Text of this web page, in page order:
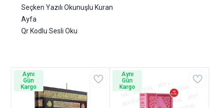
Seçken Yazılı Okunuşlu Kuran
Ayfa
Qr Kodlu Sesli Oku
Aynı
Gün
Kargo
Aynı
Gün
Kargo